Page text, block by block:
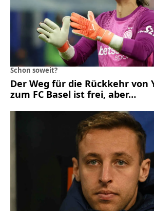
Schon soweit?
Der Weg für die Rückkehr von
zum FC Basel ist frei, aber…